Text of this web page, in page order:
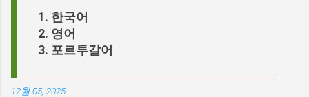
한국어
영어
포르투갈어
12월 05, 2025